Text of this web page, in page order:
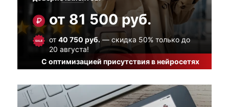
от 81 500 руб.
от 40 750 руб. — скидка 50% только до
20 августа!
С оптимизацией присутствия в нейросетях